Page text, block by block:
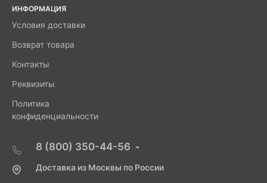
ИНФОРМАЦИЯ
Условия доставки
Возврат товара
Контакты
Реквизиты
Политика
конфиденциальности
8 (800) 350-44-56
Доставка из Москвы по России